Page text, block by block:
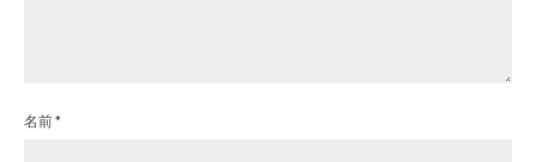
名前*